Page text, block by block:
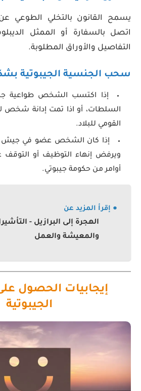
يسمح القانون بالتخلي الطوعي عن
اتصل بالسفارة أو الممثل
التفاصيل والأوراق المطلوبة.
سحب الجنسية الجيبوتية
إذا اكتسب الشخص طواعية
السلطات، أو اذا تمت إدانة شخص
القومي للبلاد.
إذا كان الشخص عضو في جيش
ويرفض إنهاء التوظيف أو التوقف
أوامر من حكومة جيبوتي.
● إقرأ المزيد عن
الهجرة إلى البرازيل -
والمعيشة والعمل
إيجابيات الحصول
الجيبوتية